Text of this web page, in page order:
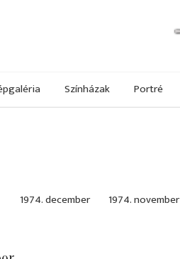
Színházak Portré
1974. december 1974. november